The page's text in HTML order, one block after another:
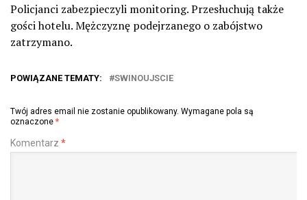
Policjanci zabezpieczyli monitoring. Przesłuchują także
gości hotelu. Mężczyznę podejrzanego o zabójstwo
zatrzymano.
POWIĄZANE TEMATY: SWINOUJSCIE
Twój adres email nie zostanie opublikowany. Wymagane pola są
oznaczone *
Komentarz *